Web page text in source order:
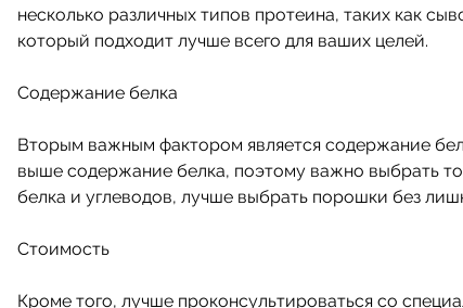
несколько различных типов протеина, таких как
который подходит лучше всего для ваших целей.
Содержание белка
Вторым важным фактором является содержание
выше содержание белка, поэтому важно выбрать
белка и углеводов, лучше выбрать порошки без
Стоимость
Кроме того, лучше проконсультироваться со